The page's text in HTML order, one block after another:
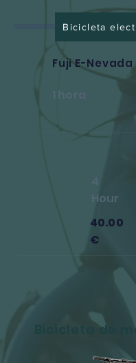
Bicicleta
Fuji E-Nevada
1 hora
Hour
40.00
€
Bicicleta de